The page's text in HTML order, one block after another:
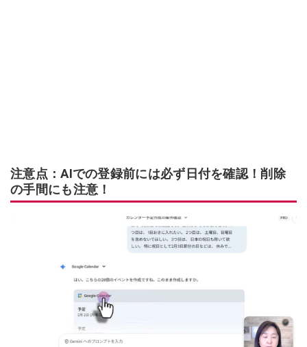
注意点：AIでの登録前には必ず日付を確認！削除
の手間にも注意！